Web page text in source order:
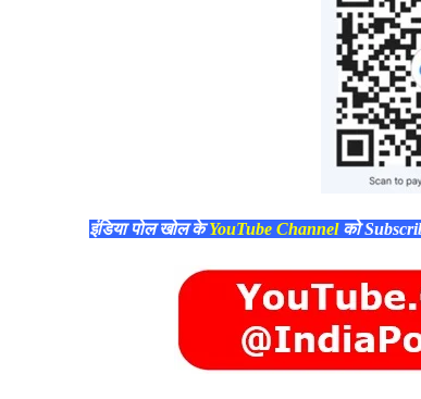
इंडिया पोल खोल केYouTube Channelको